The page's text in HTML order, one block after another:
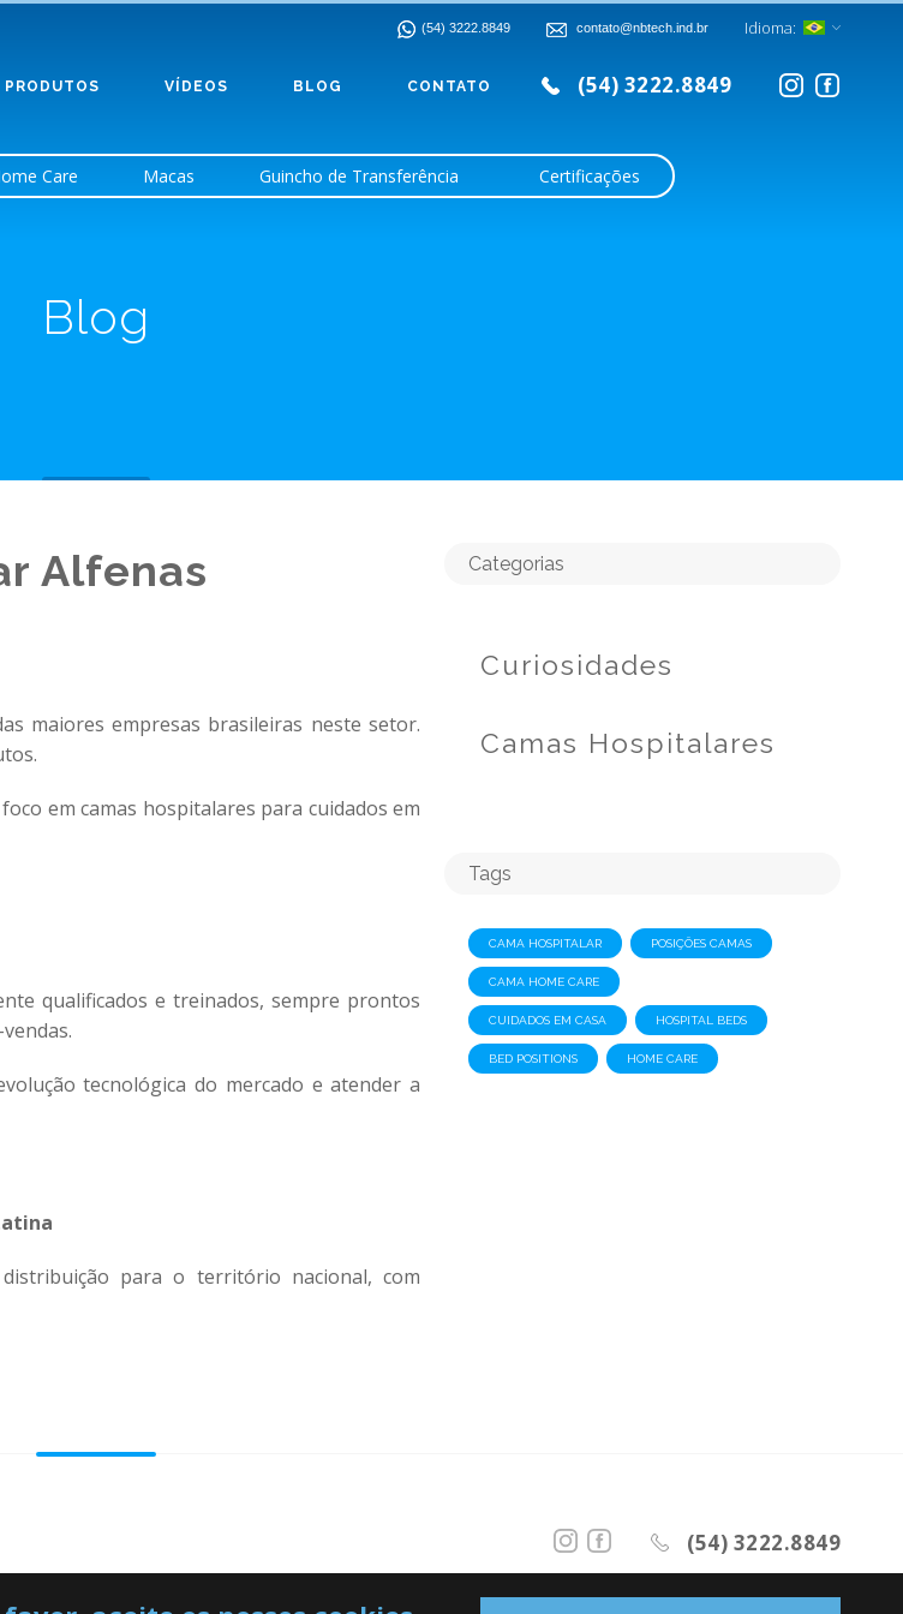
(54) 3222.8849 contato@nbtech.ind.br Idioma:
PRODUTOS VÍDEOS BLOG CONTATO (54) 3222.8849
Care Macas Guincho de Transferência Certificações
Blog
Alfenas
maiores empresas brasileiras neste setor.
em camas hospitalares para cuidados em
qualificados e treinados, sempre prontos
tecnológica do mercado e atender a
distribuição para o território nacional, com
Categorias
Curiosidades
Camas Hospitalares
Tags
CAMA HOSPITALAR POSIÇÕES CAMAS
CAMA HOME CARE
CUIDADOS EM CASA HOSPITAL BEDS
BED POSITIONS HOME CARE
(54) 3222.8849